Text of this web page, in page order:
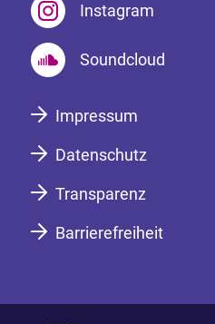
Instagram
Soundcloud
Impressum
Datenschutz
Transparenz
Barrierefreiheit